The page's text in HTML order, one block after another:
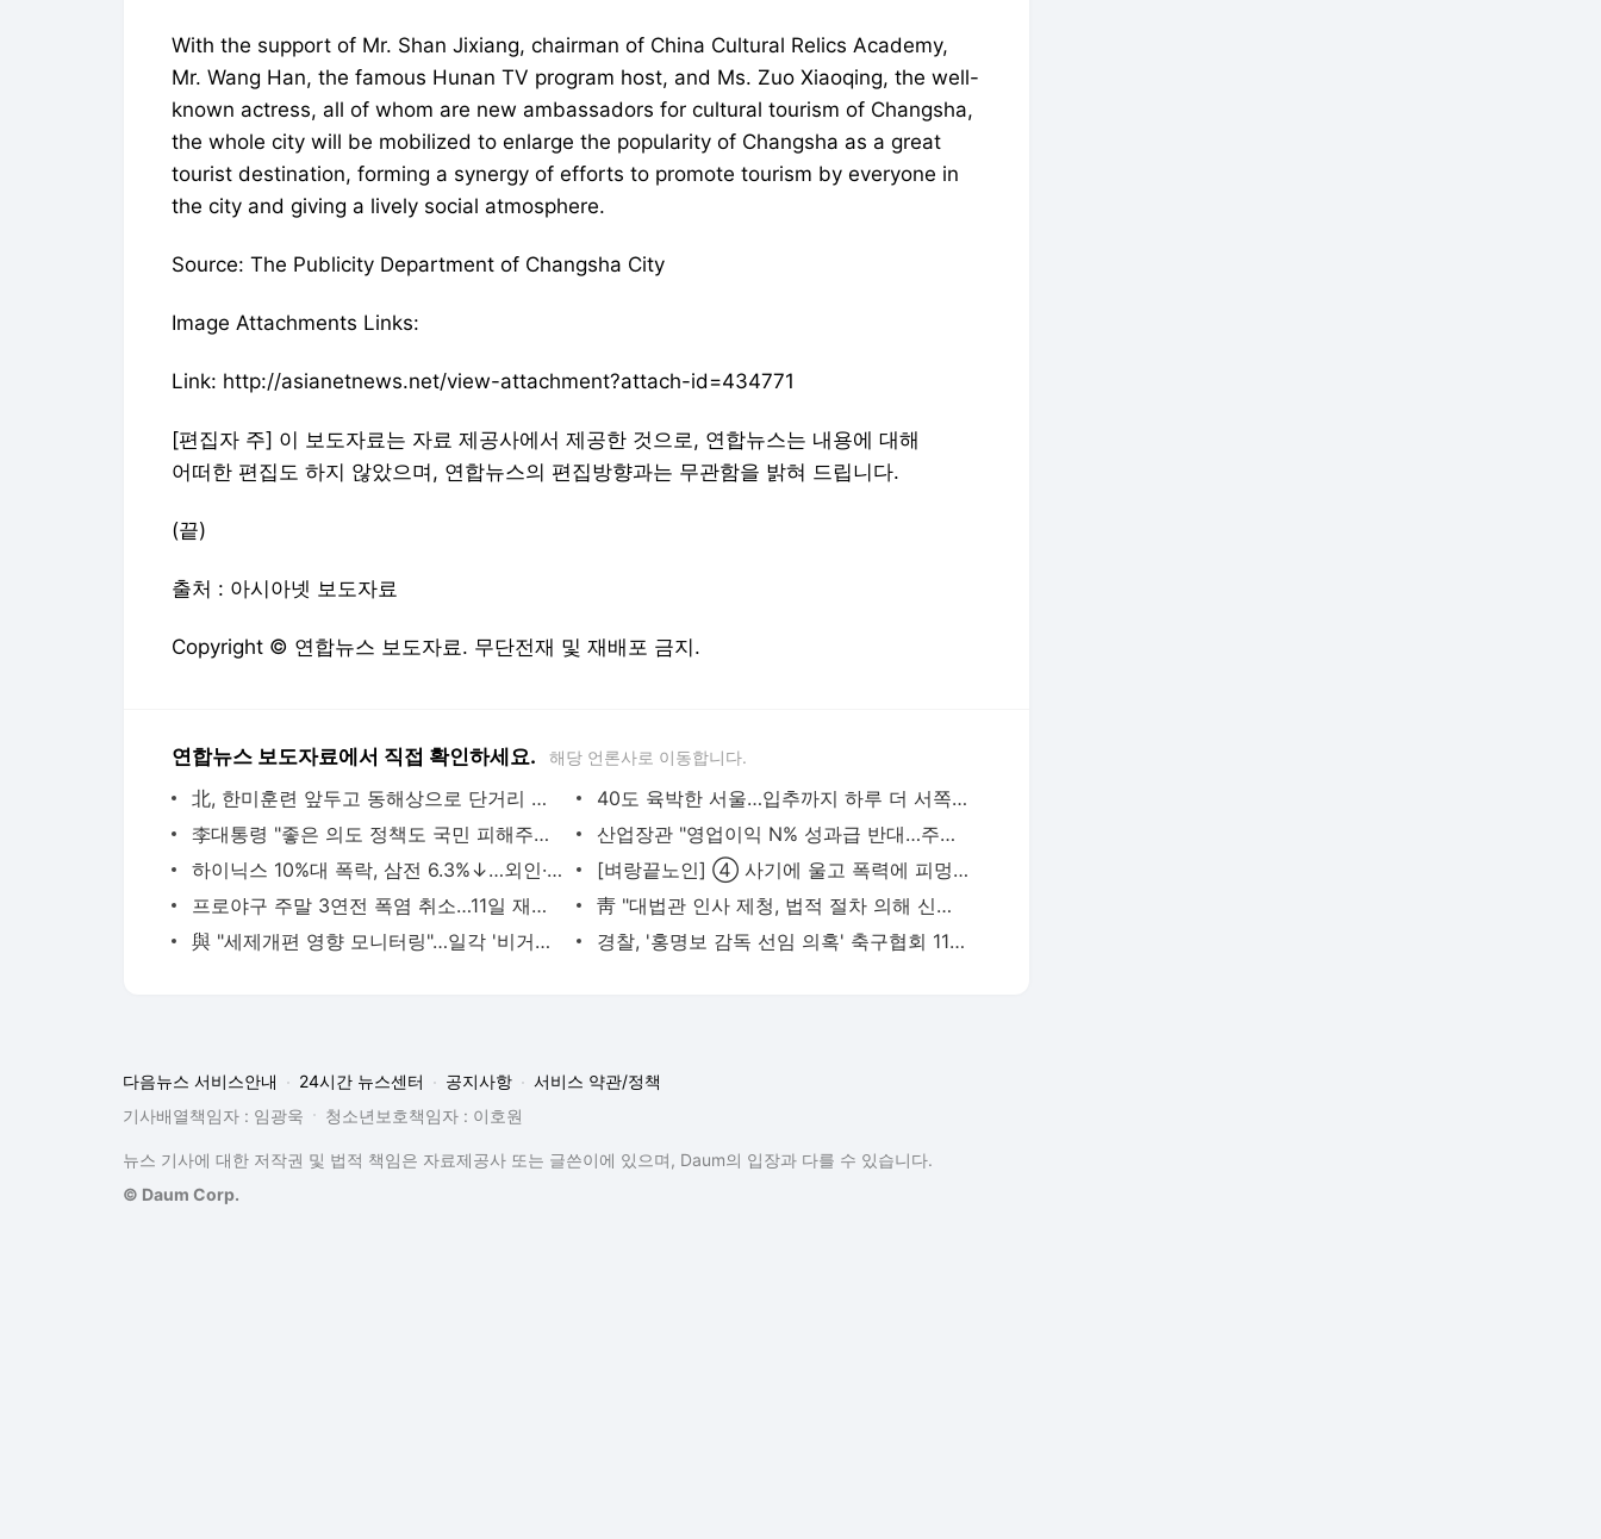
With the support of Mr. Shan Jixiang, chairman of China Cultural Relics Academy,
Mr. Wang Han, the famous Hunan TV program host, and Ms. Zuo Xiaoqing, the well-
known actress, all of whom are new ambassadors for cultural tourism of Changsha,
the whole city will be mobilized to enlarge the popularity of Changsha as a great
tourist destination, forming a synergy of efforts to promote tourism by everyone in
the city and giving a lively social atmosphere.
Source: The Publicity Department of Changsha City
Image Attachments Links:
Link: http://asianetnews.net/view-attachment?attach-id=434771
[편집자 주] 이 보도자료는 자료 제공사에서 제공한 것으로, 연합뉴스는 내용에 대해
어떠한 편집도 하지 않았으며, 연합뉴스의 편집방향과는 무관함을 밝혀 드립니다.
(끝)
출처 : 아시아넷 보도자료
Copyright © 연합뉴스 보도자료. 무단전재 및 재배포 금지.
연합뉴스 보도자료에서 직접 확인하세요. 해당 언론사로 이동합니다.
北, 한미훈련 앞두고 동해상으로 단거리 탄도미사일 발사(종합2보) | 연합뉴스
40도 육박한 서울…입추까지 하루 더 서쪽 '극한폭염' | 연합뉴스
李대통령 "좋은 의도 정책도 국민 피해주면 안하느니만 못해"(종합) | 연합뉴스
산업장관 "영업이익 N% 성과급 반대…주총 결의 의무화 추진"(종합) | 연합뉴스
하이닉스 10%대 폭락, 삼전 6.3%↓…외인·기관 팔았다(종합) | 연합뉴스
[벼랑끝노인] ④ 사기에 울고 폭력에 피멍…노인을 위한 나라는 어디에 | 연합뉴스
프로야구 주말 3연전 폭염 취소…11일 재개·오후 7시 경기 시작(종합) | 연합뉴스
靑 "대법관 인사 제청, 법적 절차 의해 신속히 이뤄져야" | 연합뉴스
與 "세제개편 영향 모니터링"…일각 '비거주 세부담 증가' 우려(종합) | 연합뉴스
경찰, '홍명보 감독 선임 의혹' 축구협회 11시간 압수수색(종합2보) | 연합뉴스
다음뉴스 서비스안내 24시간 뉴스센터 공지사항
서비스 약관/정책
기사배열책임자 : 임광욱
청소년보호책임자 : 이호원
뉴스 기사에 대한 저작권 및 법적 책임은 자료제공사 또는 글쓴이에 있으며, Daum의 입장과 다를 수 있습니다.
© Daum Corp.